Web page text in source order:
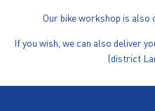
Our bike workshop is also
If you wish, we can also deliver
(district